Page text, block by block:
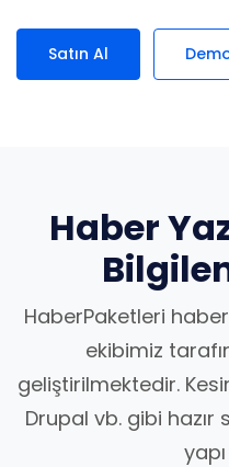
Satın Al
Haber
HaberPaketleri
ekibimiz
geliştirilmektedir.
Drupal vb. gibi